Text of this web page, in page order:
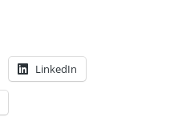
LinkedIn